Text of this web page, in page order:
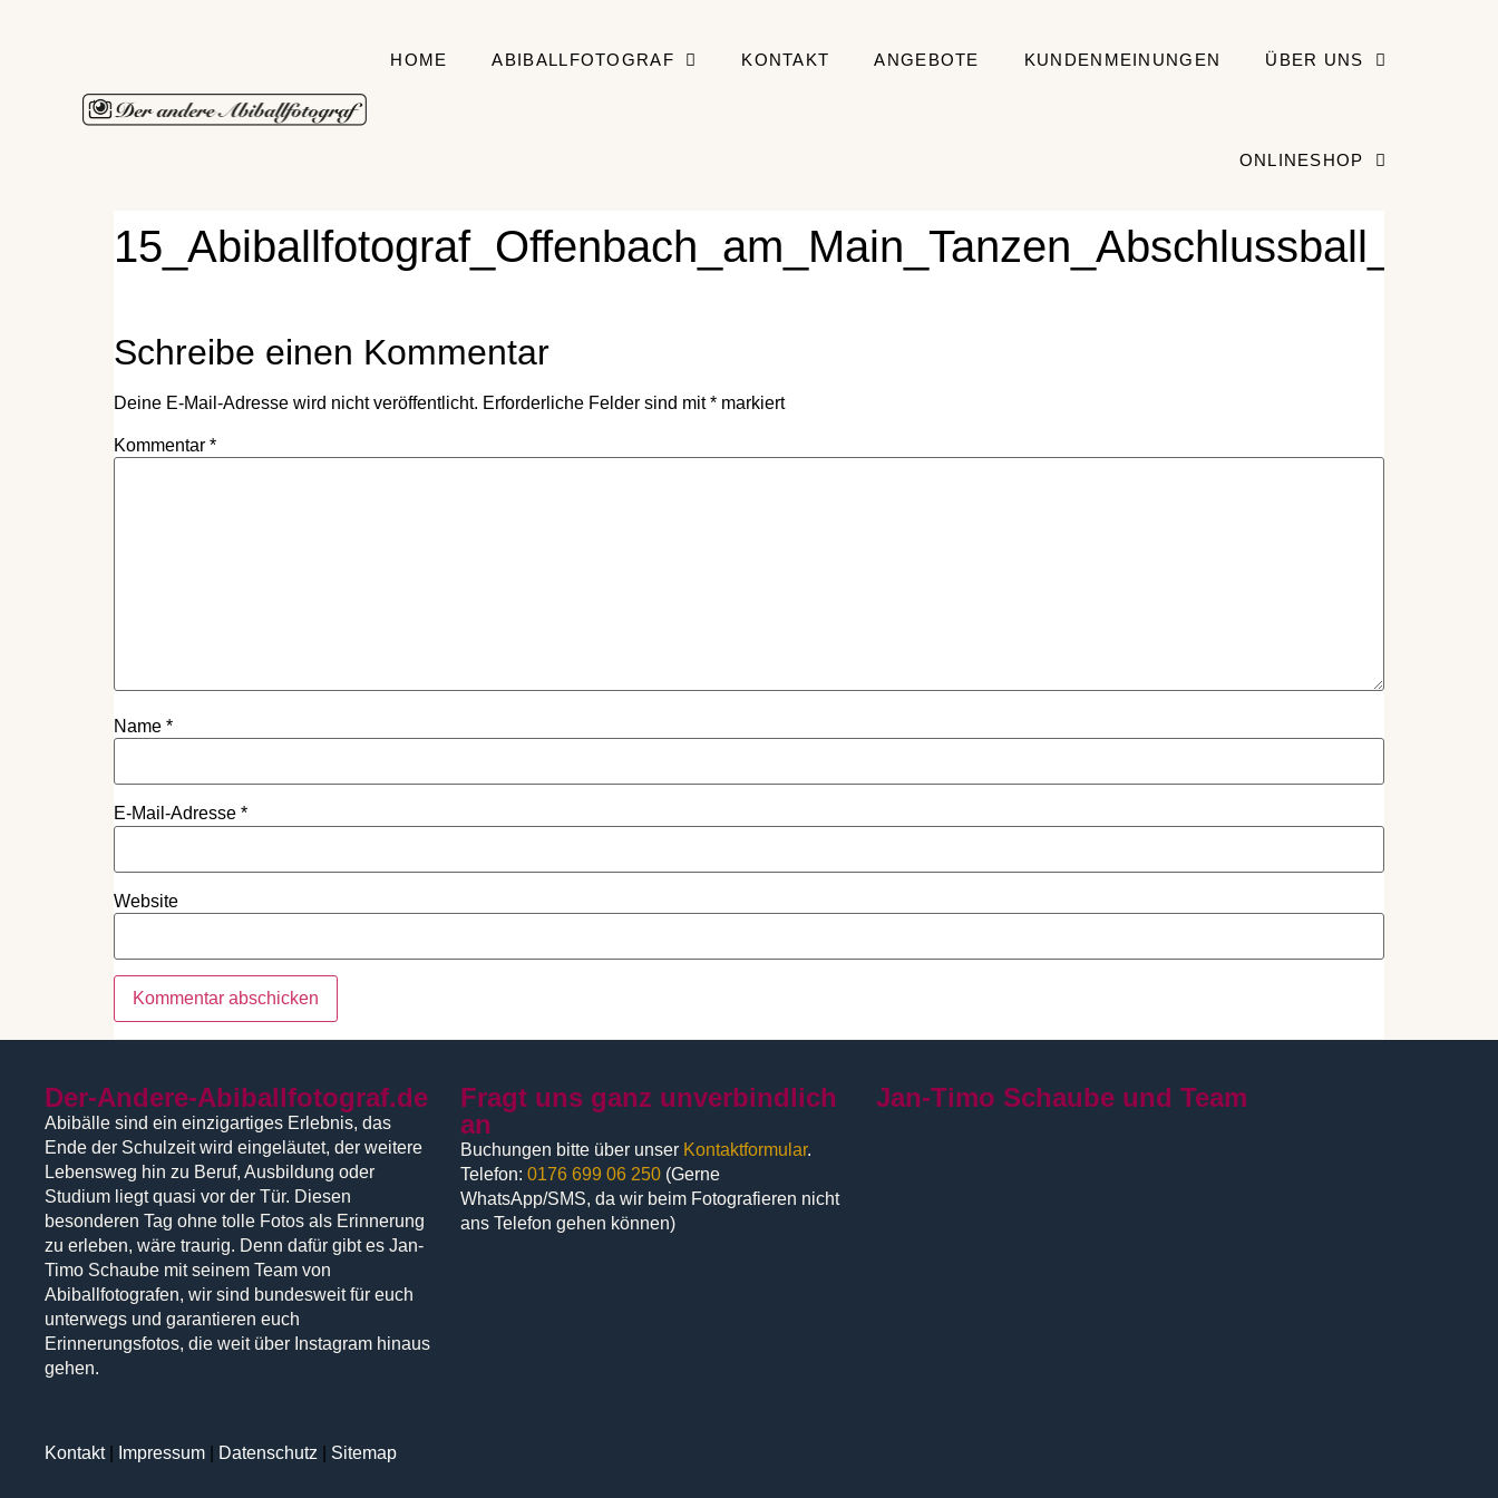
HOME ABIBALLFOTOGRAF KONTAKT ANGEBOTE KUNDENMEINUNGEN ÜBER UNS
ONLINESHOP
15_Abiballfotograf_Offenbach_am_Main_Tanzen_Abschlussball_Party
Schreibe einen Kommentar
Deine E-Mail-Adresse wird nicht veröffentlicht. Erforderliche Felder sind mit* markiert
Kommentar *
Name *
E-Mail-Adresse *
Website
Der-Andere-Abiballfotograf.de
Abibälle sind ein einzigartiges Erlebnis, das
Ende der Schulzeit wird eingeläutet, der weitere
Lebensweg hin zu Beruf, Ausbildung oder
Studium liegt quasi vor der Tür. Diesen
besonderen Tag ohne tolle Fotos als Erinnerung
zu erleben, wäre traurig. Denn dafür gibt es Jan-
Timo Schaube mit seinem Team von
Abiballfotografen, wir sind bundesweit für euch
unterwegs und garantieren euch
Erinnerungsfotos, die weit über Instagram hinaus
gehen.
Fragt uns ganz unverbindlich
an
Buchungen bitte über unser Kontaktformular.
Telefon: 0176 699 06 250(Gerne
WhatsApp/SMS, da wir beim Fotografieren nicht
ans Telefon gehen können)
Jan-Timo Schaube und Team
Kontakt| Impressum Datenschutz Sitemap